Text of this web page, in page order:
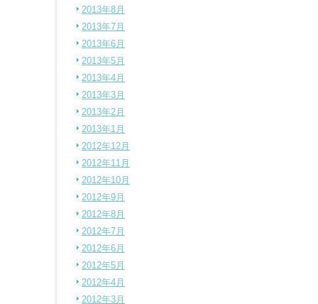
2013年8月
2013年7月
2013年6月
2013年5月
2013年4月
2013年3月
2013年2月
2013年1月
2012年12月
2012年11月
2012年10月
2012年9月
2012年8月
2012年7月
2012年6月
2012年5月
2012年4月
2012年3月